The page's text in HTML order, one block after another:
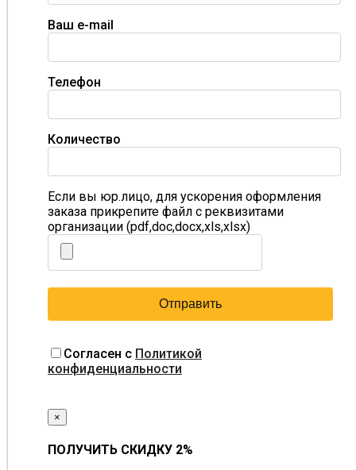
Ваш e-mail
Телефон
Количество
Если вы юр.лицо, для ускорения оформления
заказа прикрепите файл с реквизитами
организации (pdf,doc,docx,xls,xlsx)
Согласен с Политикой
конфиденциальности
×
ПОЛУЧИТЬ СКИДКУ 2%